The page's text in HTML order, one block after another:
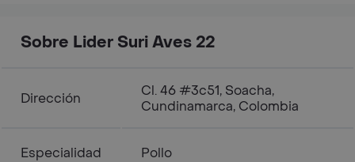
Sobre Lider Suri Aves 22
Dirección
Cl. 46 #3c51, Soacha,
Cundinamarca, Colombia
Especialidad Pollo